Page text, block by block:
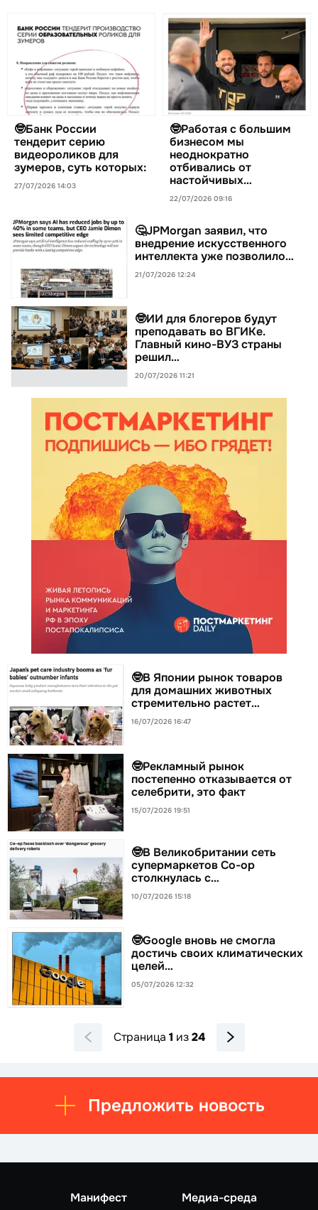
🤓Банк России
тендерит серию
видеороликов для
зумеров, суть которых:
27/07/2026 14:03
🤓Работая с большим
бизнесом мы
неоднократно
отбивались от
настойчивых…
22/07/2026 09:16
🤔JPMorgan заявил, что
внедрение искусственного
интеллекта уже позволило…
21/07/2026 12:24
🤓ИИ для блогеров будут
преподавать во ВГИКе.
Главный кино-ВУЗ страны
решил…
20/07/2026 11:21
🤓В Японии рынок товаров
для домашних животных
стремительно растет…
16/07/2026 16:47
🤓Рекламный рынок
постепенно отказывается от
селебрити, это факт
15/07/2026 19:51
🤓В Великобритании сеть
супермаркетов Co-op
столкнулась с…
10/07/2026 15:18
🤓Google вновь не смогла
достичь своих климатических
целей…
05/07/2026 12:32
Страница 1 из24
Предложить новость
Манифест Медиа-среда